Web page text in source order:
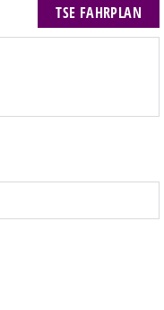
TSE FAHRPLAN